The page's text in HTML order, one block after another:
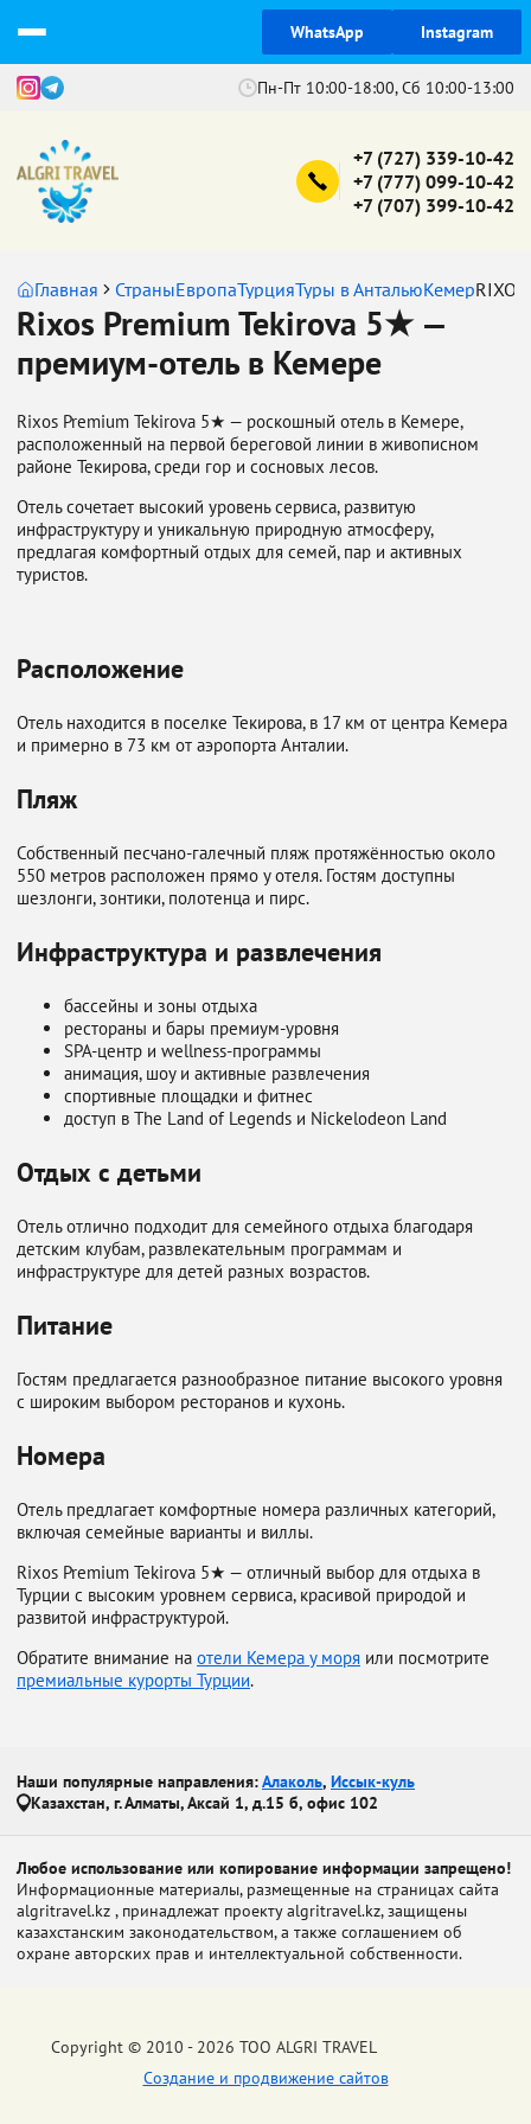
WhatsApp Instagram
Пн-Пт 10:00-18:00, Сб 10:00-13:00
+7 (727) 339-10-42
+7 (777) 099-10-42
+7 (707) 399-10-42
Главная СтраныЕвропаТурцияТуры в АнтальюКемер
Rixos Premium Tekirova 5★ —
премиум-отель в Кемере
Rixos Premium Tekirova 5★ — роскошный отель в Кемере,
расположенный на первой береговой линии в живописном
районе Текирова, среди гор и сосновых лесов.
Отель сочетает высокий уровень сервиса, развитую
инфраструктуру и уникальную природную атмосферу,
предлагая комфортный отдых для семей, пар и активных
туристов.
Расположение
Отель находится в поселке Текирова, в 17 км от центра Кемера
и примерно в 73 км от аэропорта Анталии.
Пляж
Собственный песчано-галечный пляж протяжённостью около
550 метров расположен прямо у отеля. Гостям доступны
шезлонги, зонтики, полотенца и пирс.
Инфраструктура и развлечения
бассейны и зоны отдыха
рестораны и бары премиум-уровня
SPA-центр и wellness-программы
анимация, шоу и активные развлечения
спортивные площадки и фитнес
доступ в The Land of Legends и Nickelodeon Land
Отдых с детьми
Отель отлично подходит для семейного отдыха благодаря
детским клубам, развлекательным программам и
инфраструктуре для детей разных возрастов.
Питание
Гостям предлагается разнообразное питание высокого уровня
с широким выбором ресторанов и кухонь.
Номера
Отель предлагает комфортные номера различных категорий,
включая семейные варианты и виллы.
Rixos Premium Tekirova 5★ — отличный выбор для отдыха в
Турции с высоким уровнем сервиса, красивой природой и
развитой инфраструктурой.
Обратите внимание на отели Кемера у моря или посмотрите
премиальные курорты Турции.
Наши популярные направления:Алаколь, Иссык-куль
Казахстан, г. Алматы, Аксай 1, д.15 б, офис 102
Любое использование или копирование информации запрещено!
Информационные материалы, размещенные на страницах сайта
algritravel.kz , принадлежат проекту algritravel.kz, защищены
казахстанским законодательством, а также соглашением об
охране авторских прав и интеллектуальной собственности.
Copyright © 2010 - 2026 ТОО ALGRI TRAVEL
Создание и продвижение сайтов